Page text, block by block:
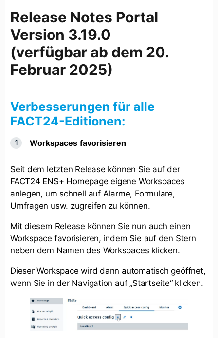
Release Notes Portal
Version 3.19.0
(verfügbar ab dem 20.
Februar 2025)
Verbesserungen für alle
FACT24-Editionen:
Workspaces favorisieren
Seit dem letzten Release können Sie auf der
FACT24 ENS+ Homepage eigene Workspaces
anlegen, um schnell auf Alarme, Formulare,
Umfragen usw. zugreifen zu können.
Mit diesem Release können Sie nun auch einen
Workspace favorisieren, indem Sie auf den Stern
neben dem Namen des Workspaces klicken.
Dieser Workspace wird dann automatisch geöffnet,
wenn Sie in der Navigation auf „Startseite“ klicken.